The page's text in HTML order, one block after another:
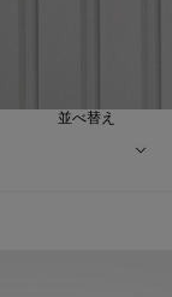
並べ替え